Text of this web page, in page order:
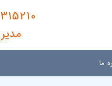
ما